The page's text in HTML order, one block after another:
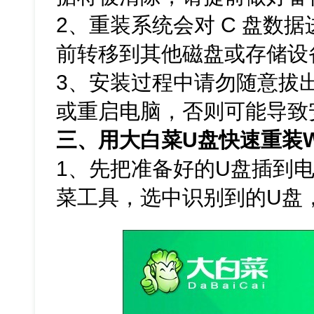
2、重装系统会对 C 盘数
前转移到其他磁盘或存储
3、安装过程中请勿随意拔
或重启电脑，否则可能导
三、用大白菜U盘快速重装
1、先把准备好的U盘插到
菜工具，选中识别到的U盘